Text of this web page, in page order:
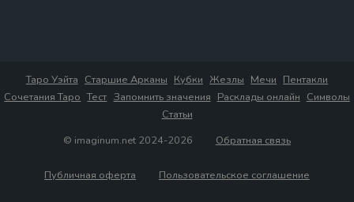
Таро Уэйта Старшие Арканы Кубки Жезлы Мечи Пентакли
Сочетания Таро Тест Запомнить значения Расклады онлайн Символы
Статьи
© imaginum.net 2024-2026
Обратная связь
Публичная оферта Пользовательское соглашение